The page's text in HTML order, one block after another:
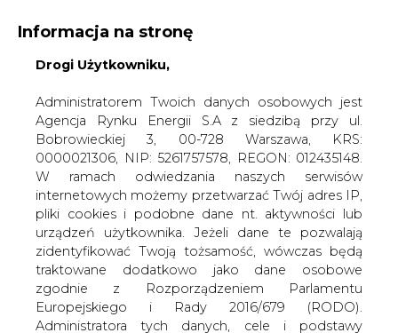
KONTAKT:
WYSOKI KONTRAST WIELKOŚĆ TEKSTU A A
ZALOGUJ SIĘ
Informacja na stronę
Drogi Użytkowniku,
Administratorem Twoich danych osobowych jest
Agencja Rynku Energii S.A z siedzibą przy ul.
Bobrowieckiej 3, 00-728 Warszawa, KRS:
0000021306, NIP: 5261757578, REGON: 012435148.
W ramach odwiedzania naszych serwisów
internetowych możemy przetwarzać Twój adres IP,
pliki cookies i podobne dane nt. aktywności lub
urządzeń użytkownika. Jeżeli dane te pozwalają
zidentyfikować Twoją tożsamość, wówczas będą
traktowane dodatkowo jako dane osobowe
zgodnie z Rozporządzeniem Parlamentu
Europejskiego i Rady 2016/679 (RODO).
Administratora tych danych, cele i podstawy